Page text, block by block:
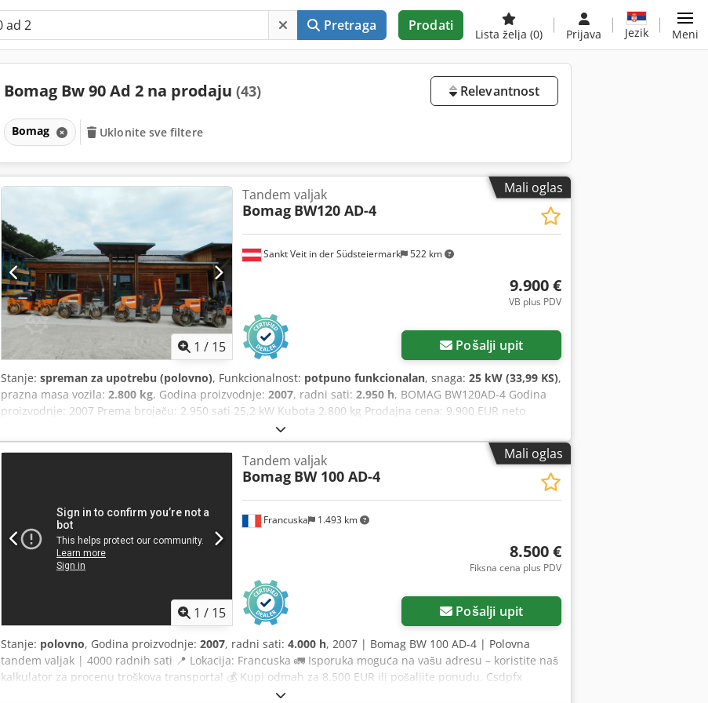
Pretraga Prodati
Lista želja (0) Prijava Jezik Meni
Bomag Bw 90 Ad 2 na prodaju (43) Relevantnost
Bomag Uklonite sve filtere
Mali oglas
1 / 15
Sankt Veit in der Südsteiermark 522 km
Tandem valjak
Bomag BW120 AD-4
9.900 €
VB plus PDV
Pošalji upit
Stanje: spreman za upotrebu (polovno), Funkcionalnost: potpuno funkcionalan, snaga: 25 kW (33,99 KS),
prazna masa vozila: 2.800 kg, Godina proizvodnje: 2007, radni sati: 2.950 h, BOMAG BW120AD-4 Godina
proizvodnje: 2007 Prema brojaču: 2.950 sati 25,2 kW Kubota 2.800 kg Prodajna cena: 9.900 EUR neto
BOMAG BW100AD-4 Godina proizvodnje: 2005 Prema brojaču: 6.594 sati 25,2 kW Kubota 2.600 kg Prodajna
cena: 8.800 EUR neto Hamm HD 10 Godina proizvodnje: 2006 Prema brojaču: 4.356 sati 20,1 kW Deutz
2.450 kg Prodajna cena: 8.800 EUR neto Hamm HD 10 Godina proizvodnje: 2006 Prema brojaču: 7.771 sati
20,1 kW Deutz Codszc Iyvspfx Ak Djha 2.450 kg Prodajna cena: 8.800 EUR neto Takođe, moguća povoljna
Mali oglas
1 / 15
Francuska 1.493 km
Tandem valjak
Bomag BW 100 AD-4
8.500 €
Fiksna cena plus PDV
Pošalji upit
Stanje: polovno, Godina proizvodnje: 2007, radni sati: 4.000 h, 2007 | Bomag BW 100 AD-4 | Polovna
tandem valjak | 4000 radnih sati 📍 Lokacija: Francuska 🚛 Isporuka moguća na vašu adresu – koristite naš
kalkulator za procenu troškova transporta! 💰 Kupi odmah za 8.500 EUR ili pošaljite ponudu. Csdpfx
Akszim T Hj Dsha Plaćanje pri isporuci dostupno uz malu nadoknadu (podložno odobrenju)* 👷‍♂️ Pregledao